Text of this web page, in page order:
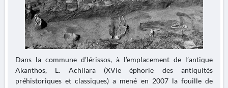
Dans la commune d’Iérissos, à l’emplacement de l’antique
Akanthos, L. Achilara (XVIe éphorie des antiquités
préhistoriques et classiques) a mené en 2007 la fouille de